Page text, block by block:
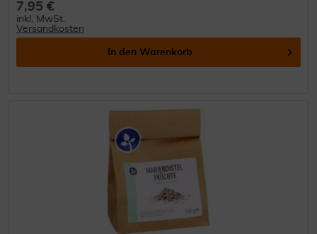
7,95 €
inkl. MwSt.
Versandkosten
In den Warenkorb